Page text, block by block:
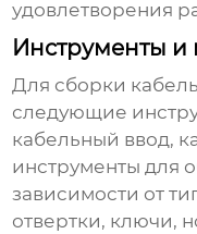
удовлетворения
Инструменты и
Для сборки
следующие
кабельный ввод,
инструменты для
зависимости от
отвертки, ключи,